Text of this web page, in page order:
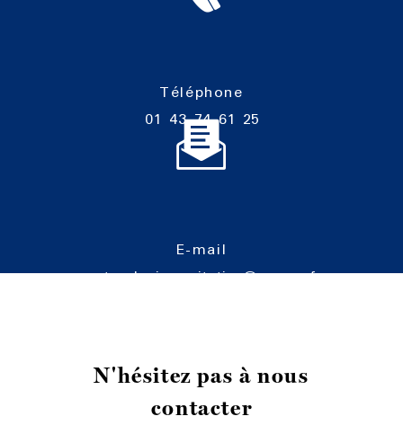
Téléphone
01 43 74 61 25
E-mail
cartoucherie-equitation@orange.fr
N'hésitez pas à nous
contacter